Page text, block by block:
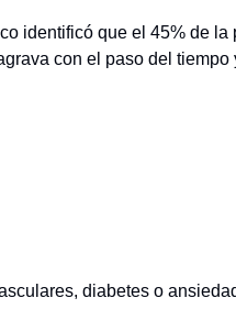
identificó que el 45% de la
con el paso del tiempo
diabetes o